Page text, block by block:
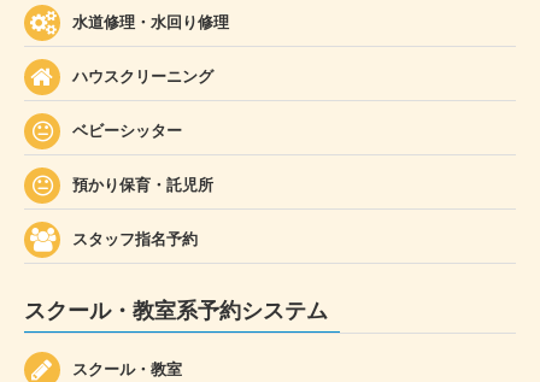
水道修理・水回り修理
ハウスクリーニング
ベビーシッター
預かり保育・託児所
スタッフ指名予約
スクール・教室系予約システム
スクール・教室